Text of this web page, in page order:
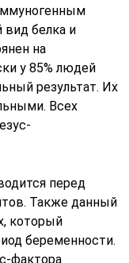
белка и
на
у 85% людей
результат. Их
Всех
перед
Также данный
который
беременности.
фактора